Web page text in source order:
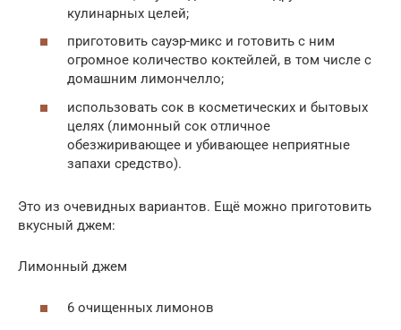
кулинарных целей;
приготовить сауэр-микс и готовить с ним
огромное количество коктейлей, в том числе с
домашним лимончелло;
использовать сок в косметических и бытовых
целях (лимонный сок отличное
обезжиривающее и убивающее неприятные
запахи средство).
Это из очевидных вариантов. Ещё можно приготовить
вкусный джем:
Лимонный джем
6 очищенных лимонов